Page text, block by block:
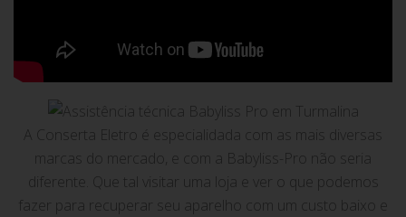
A Conserta Eletro é especialidada com as mais diversas
marcas do mercado, e com a Babyliss-Pro não seria
diferente. Que tal visitar uma loja e ver o que podemos
fazer para recuperar seu aparelho com um custo baixo e